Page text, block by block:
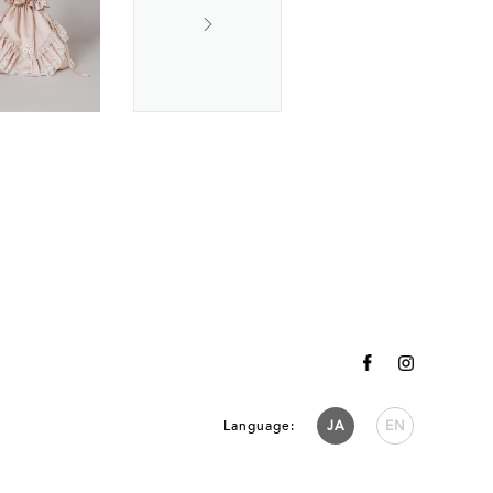
Language: JA EN